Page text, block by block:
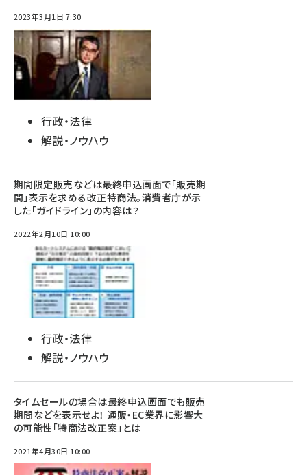
2023年3月1日 7:30
行政・法律
解説・ノウハウ
期間限定販売などは最終申込画面で「販売期
間」表示を求める改正特商法。消費者庁が示
した「ガイドライン」の内容は？
2022年2月10日 10:00
行政・法律
解説・ノウハウ
タイムセールの場合は最終申込画面でも販売
期間などを表示せよ！ 通販・EC業界に影響大
の可能性「特商法改正案」とは
2021年4月30日 10:00